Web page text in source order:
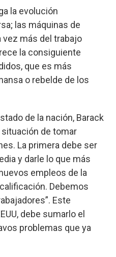
la evolución
las máquinas de
más del trabajo
la consiguiente
que es más
o rebelde de los
de la nación, Barack
situación de tomar
La primera debe ser
y darle lo que más
empleos de la
Debemos
Este
debe sumarlo el
problemas que ya